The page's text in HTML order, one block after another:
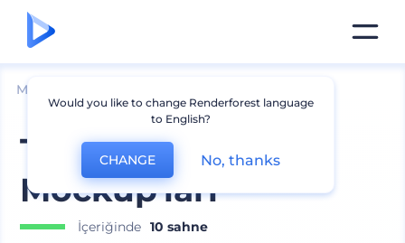
Mockuplar
Telefon Halkası
Mockup'ları
İçeriğinde 10 sahne
Would you like to change Renderforest language
to English?
CHANGE No, thanks